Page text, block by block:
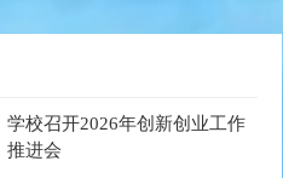
学校召开2026年创新创业工作
推进会